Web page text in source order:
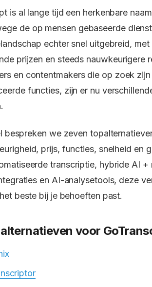
is al lange tijd een herkenbare
de op mensen gebaseerde
echter snel uitgebreid,
prijzen en steeds nauwkeurigere
en contentmakers die op zoek
functies, zijn er nu
bespreken we zeven
prijs, functies, snelheid en
transcriptie, hybride AI
en AI-analysetools, deze
beste bij je behoeften past.
voor